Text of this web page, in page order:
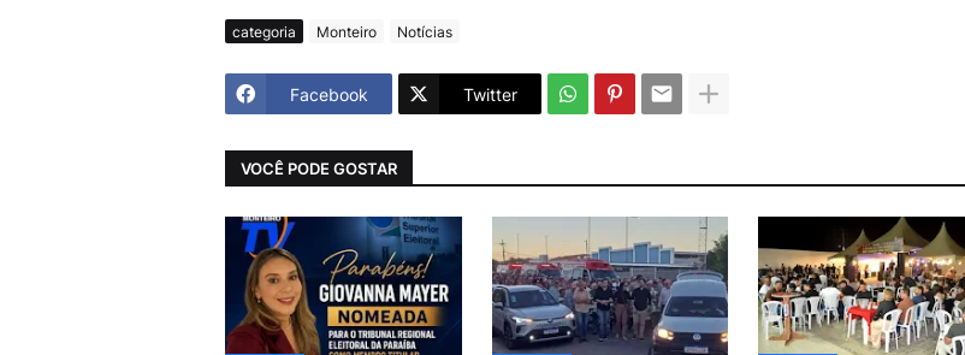
categoria Monteiro Notícias
Facebook Twitter
VOCÊ PODE GOSTAR